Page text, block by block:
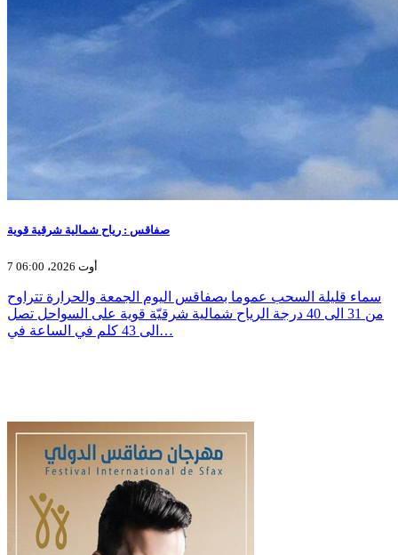
صفاقس : رياح شمالية شرقية قوية
7 أوت 2026، 06:00
سماء قليلة السحب عموما بصفاقس اليوم الجمعة والحرارة تتراوح
من 31 الى 40 درجة الرياح شمالية شرقيّة قوية على السواحل تصل
الى 43 كلم في الساعة في…